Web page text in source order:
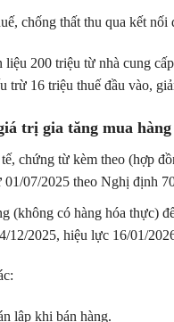
chống thất thu qua kết
200 triệu từ nhà cung
trừ 16 triệu thuế đầu vào,
trị gia tăng mua
chứng từ kèm theo (hợp
01/07/2025 theo Nghị định
(không có hàng hóa thực)
12/2025, hiệu lực 16/01/
lập khi bán hàng.